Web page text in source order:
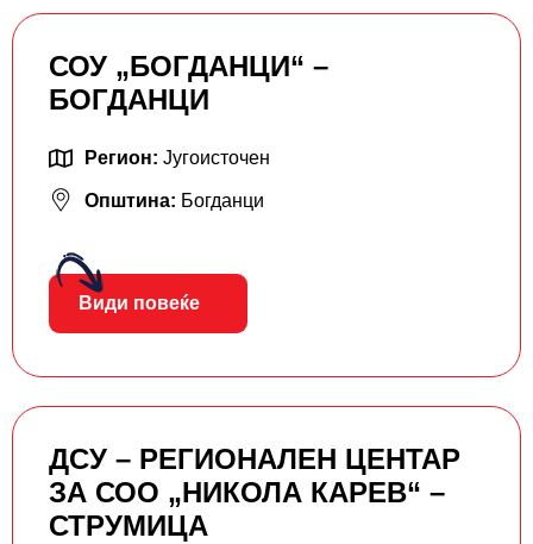
СОУ „БОГДАНЦИ“ –
БОГДАНЦИ
Регион: Југоисточен
Општина: Богданци
Види повеќе
ДСУ – РЕГИОНАЛЕН ЦЕНТАР
ЗА СОО „НИКОЛА КАРЕВ“ –
СТРУМИЦА